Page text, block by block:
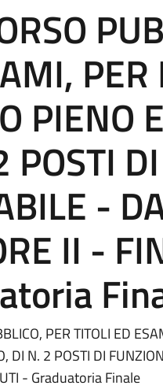
PIENO
POSTI
-
II -
PER TITOLI ED
DI N. 2 POSTI DI
- Graduatoria Finale